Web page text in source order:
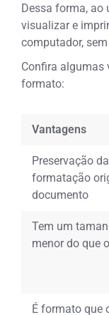
Dessa forma, ao
visualizar e
computador,
Confira algumas
formato:
Vantagens
Preservação da
formatação
documento
Tem um
menor do que
É formato que